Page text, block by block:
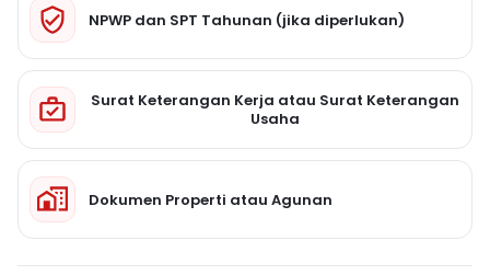
NPWP dan SPT Tahunan (jika diperlukan)
Surat Keterangan Kerja atau Surat Keterangan
Usaha
Dokumen Properti atau Agunan